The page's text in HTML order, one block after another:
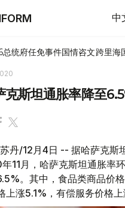
中
总统府任免事件国情咨文跨里海
克斯坦通胀率降至
丹/12月4日 -- 据哈萨克斯
11月，哈萨克斯坦通胀率
。其中，食品类商品价
上涨5.1%，有偿服务价格上